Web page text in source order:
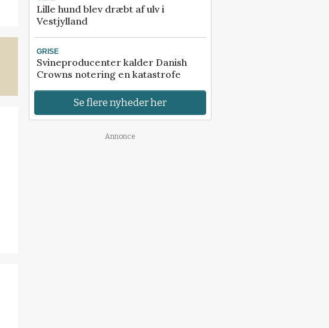
Lille hund blev dræbt af ulv i
Vestjylland
GRISE
Svineproducenter kalder Danish
Crowns notering en katastrofe
Se flere nyheder her
Annonce